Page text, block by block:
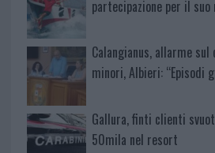
partecipazione per il suo
Calangianus, allarme
minori, Albieri: “Episodi
Gallura, finti clienti
50mila nel resort